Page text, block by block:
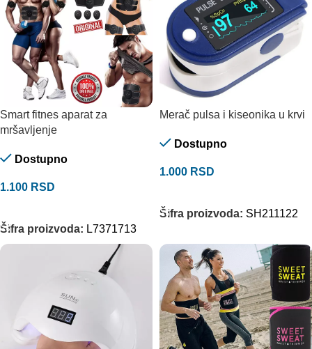
Smart fitnes aparat za
mršavljenje
Dostupno
1.100 RSD
Šifra proizvoda: L7371713
Merač pulsa i kiseonika u krvi
Dostupno
1.000 RSD
Šifra proizvoda: SH211122